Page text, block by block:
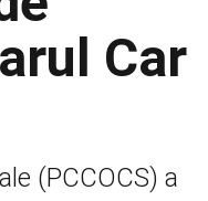
Car
(PCCOCS) a